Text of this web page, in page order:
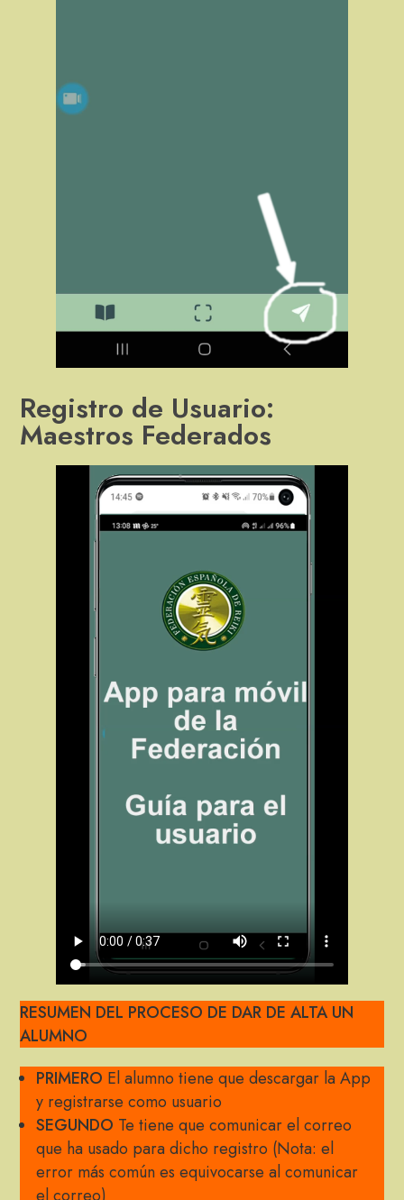
Registro de Usuario:
Maestros Federados
RESUMEN DEL PROCESO DE DAR DE ALTA UN
ALUMNO
PRIMERO El alumno tiene que descargar la App
y registrarse como usuario
SEGUNDO Te tiene que comunicar el correo
que ha usado para dicho registro (Nota: el
error más común es equivocarse al comunicar